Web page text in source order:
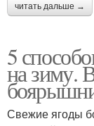
читать дальше →
5
на зиму.
Свежие ягоды